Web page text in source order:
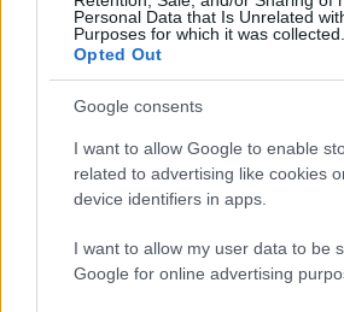
Personal Data that Is Unrelated
Purposes for which it was collected.
Opted Out
Google consents
I want to allow Google to enable
related to advertising like cookies
device identifiers in apps.
I want to allow my user data to be
Google for online advertising
Aktuális
Paks II.: Mit jelent
árnyékában?
Amire többmillióan
másodfokúra